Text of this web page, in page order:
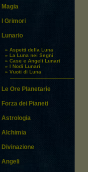
Magia
I Grimori
Lunario
» Aspetti della Luna
» La Luna nei Segni
» Case e Angeli Lunari
» I Nodi Lunari
» Vuoti di Luna
Le Ore Planetarie
Forza dei Pianeti
Astrologia
Alchimia
Divinazione
Angeli